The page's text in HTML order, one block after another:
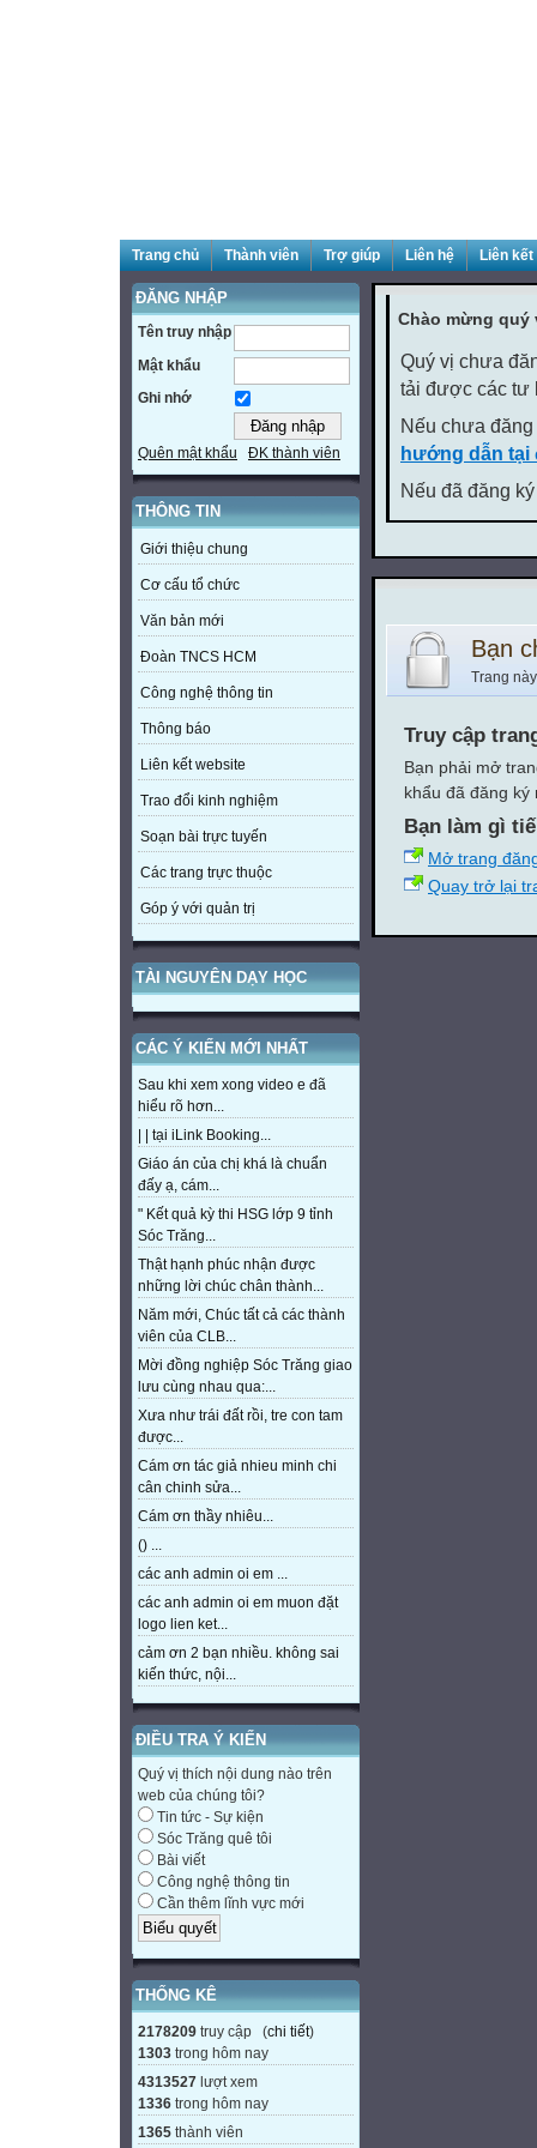
Trang chủ Thành viên Trợ giúp Liên hệ Liên
ĐĂNG NHẬP
Tên truy nhập
Mật khẩu
Ghi nhớ
Quên mật khẩu ĐK thành viên
THÔNG TIN
Giới thiệu chung
Cơ cấu tổ chức
Văn bản mới
Đoàn TNCS HCM
Công nghệ thông tin
Thông báo
Liên kết website
Trao đổi kinh nghiệm
Soạn bài trực tuyến
Các trang trực thuộc
Góp ý với quản trị
TÀI NGUYÊN DẠY HỌC
CÁC Ý KIẾN MỚI NHẤT
Sau khi xem xong video e đã
hiểu rõ hơn...
| | tại iLink Booking...
Giáo án của chị khá là chuẩn
đấy ạ, cám...
" Kết quả kỳ thi HSG lớp 9 tỉnh
Sóc Trăng...
Thật hạnh phúc nhận được
những lời chúc chân thành...
Năm mới, Chúc tất cả các thành
viên của CLB...
Mời đồng nghiệp Sóc Trăng giao
lưu cùng nhau qua:...
Xưa như trái đất rồi, tre con tam
được...
Cám ơn tác giả nhieu minh chi
cân chinh sửa...
Cám ơn thầy nhiêu...
() ...
các anh admin oi em ...
các anh admin oi em muon đặt
logo lien ket...
cảm ơn 2 bạn nhiều. không sai
kiến thức, nội...
ĐIỀU TRA Ý KIẾN
Quý vị thích nội dung nào trên
web của chúng tôi?
Tin tức - Sự kiện
Sóc Trăng quê tôi
Bài viết
Công nghệ thông tin
Cần thêm lĩnh vực mới
THỐNG KÊ
2178209 truy cập (chi tiết)
1303 trong hôm nay
4313527 lượt xem
1336 trong hôm nay
1365 thành viên
Chào mừng quý
Quý vị chưa
tải được các tư
Nếu chưa
hướng dẫn tại
Nếu đã đăng
Bạn
Trang
Truy cập
Bạn phải mở
khẩu đã đăng
Bạn làm gì
Mở trang
Quay trở lại